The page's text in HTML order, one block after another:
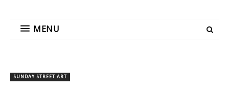
MENU
SUNDAY STREET ART